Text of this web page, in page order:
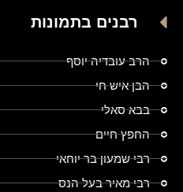
רבנים בתמונות
הרב עובדיה יוסף
הבן איש חי
בבא סאלי
החפץ חיים
רבי שמעון בר יוחאי
רבי מאיר בעל הנס